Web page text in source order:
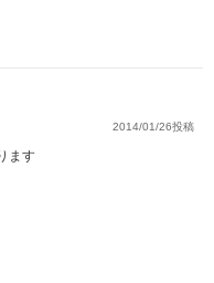
2014/01/26投稿
ます